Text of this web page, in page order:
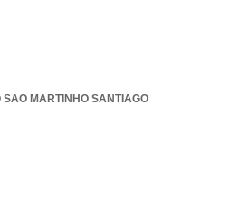
MARTINHO SANTIAGO